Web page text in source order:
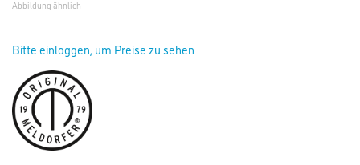
Abbildung ähnlich
Bitte einloggen, um Preise zu sehen